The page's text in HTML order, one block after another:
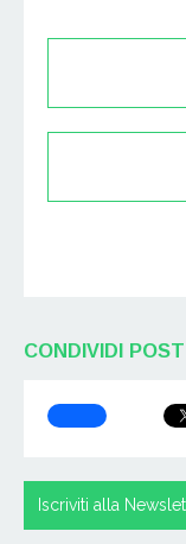
CONDIVIDI POST
Iscriviti alla